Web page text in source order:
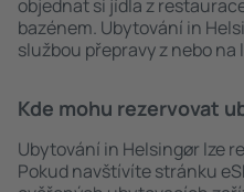
objednat si jídla z
bazénem. Ubytování in
službou přepravy z nebo na
Kde mohu rezervovat
Ubytování in Helsingør lze
Pokud navštívíte stránku